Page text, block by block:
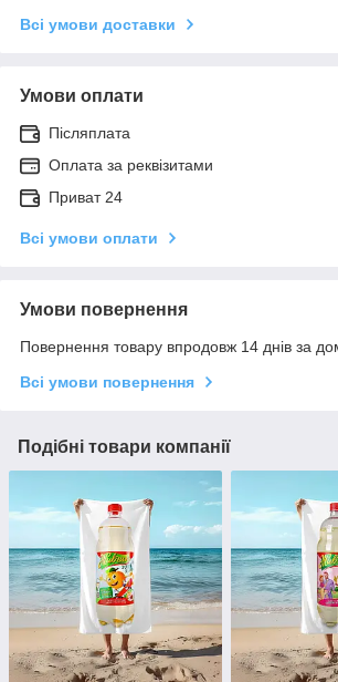
Всі умови доставки
Умови оплати
Післяплата
Оплата за реквізитами
Приват 24
Всі умови оплати
Умови повернення
Повернення товару впродовж 14 днів за
Всі умови повернення
Подібні товари компанії